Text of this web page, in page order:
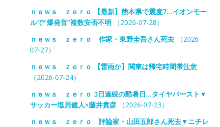
ｎｅｗｓ ｚｅｒｏ 【最新】熊本県で震度7…イオンモー
ルで“爆発音”複数安否不明（2026-07-28）
ｎｅｗｓ ｚｅｒｏ 作家・東野圭吾さん死去（2026-
07-27）
ｎｅｗｓ ｚｅｒｏ 【雷雨か】関東は帰宅時間帯注意
（2026-07-24）
ｎｅｗｓ ｚｅｒｏ 3日連続の酷暑日…タイヤバースト▼
サッカー塩貝健人×藤井貴彦（2026-07-23）
ｎｅｗｓ ｚｅｒｏ 評論家・山田五郎さん死去▼ニチレ